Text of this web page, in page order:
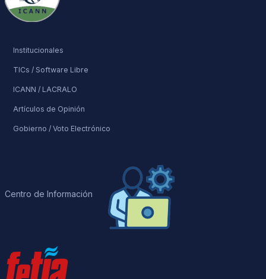
Institucionales
TICs / Software Libre
ICANN / LACRALO
Artículos de Opinión
Gobierno / Voto Electrónico
Centro de Información